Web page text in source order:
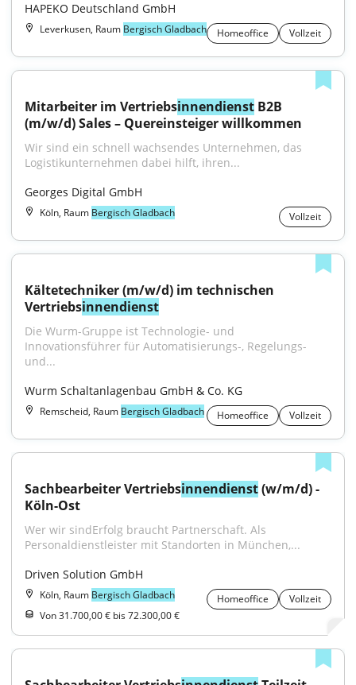
HAPEKO Deutschland GmbH
Leverkusen, Raum Bergisch Gladbach Homeoffice Vollzeit
Mitarbeiter im Vertriebsinnendienst B2B
(m/w/d) Sales – Quereinsteiger willkommen
Wir sind ein schnell wachsendes Unternehmen, das
Logistikunternehmen dabei hilft, ihren...
Georges Digital GmbH
Köln, Raum Bergisch Gladbach Vollzeit
Kältetechniker (m/w/d) im technischen
Vertriebsinnendienst
Die Wurm-Gruppe ist Technologie- und
Innovationsführer für Automatisierungs-, Regelungs-
und...
Wurm Schaltanlagenbau GmbH & Co. KG
Remscheid, Raum Bergisch Gladbach Homeoffice Vollzeit
Sachbearbeiter Vertriebsinnendienst (w/m/d) -
Köln-Ost
Wer wir sindErfolg braucht Partnerschaft. Als
Personaldienstleister mit Standorten in München,...
Driven Solution GmbH
Köln, Raum Bergisch Gladbach Homeoffice
Vollzeit
Von 31.700,00 € bis 72.300,00 €